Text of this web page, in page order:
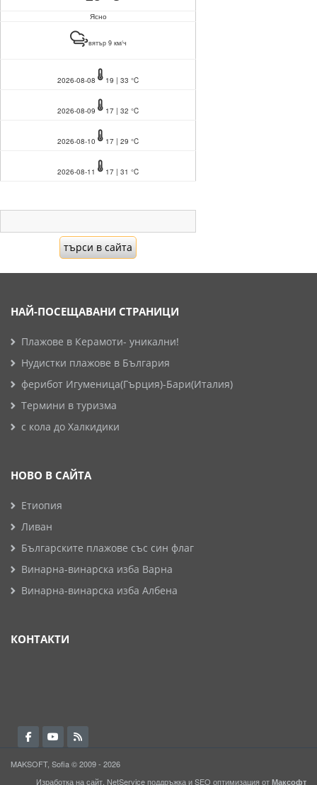
Ясно
вятър 9 км/ч
2026-08-08 19 | 33 °C
2026-08-09 17 | 32 °C
2026-08-10 17 | 29 °C
2026-08-11 17 | 31 °C
НАЙ-ПОСЕЩАВАНИ СТРАНИЦИ
Плажове в Керамоти- уникални!
Нудистки плажове в България
ферибот Игуменица(Гърция)-Бари(Италия)
Термини в туризма
с кола до Халкидики
НОВО В САЙТА
Етиопия
Ливан
Българските плажове със син флаг
Винарна-винарска изба Варна
Винарна-винарска изба Албена
КОНТАКТИ
MAKSOFT, Sofia © 2009 - 2026
Изработка на сайт, NetService поддръжка и SEO оптимизация от Максофт